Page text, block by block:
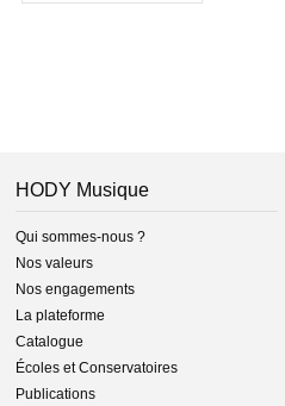
HODY Musique
Qui sommes-nous ?
Nos valeurs
Nos engagements
La plateforme
Catalogue
Écoles et Conservatoires
Publications